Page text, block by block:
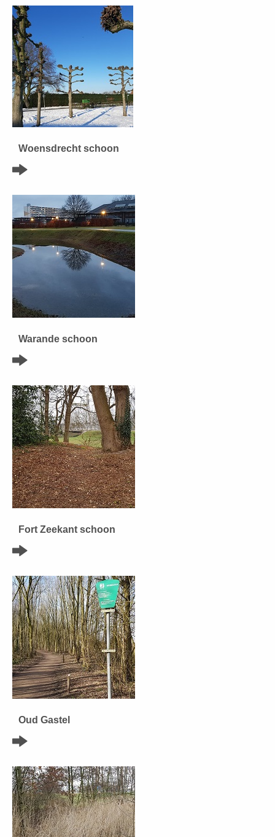
Woensdrecht schoon
Warande schoon
Fort Zeekant schoon
Oud Gastel